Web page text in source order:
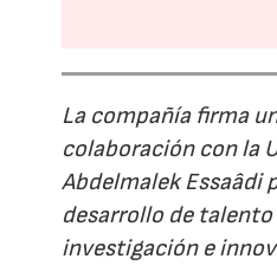
La compañía firma
colaboración con la
Abdelmalek Essaâdi
desarrollo de
investigación e